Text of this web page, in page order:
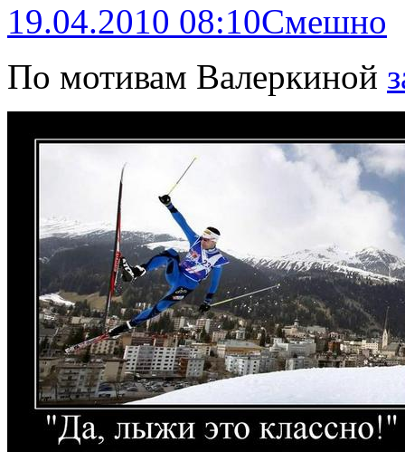
19.04.2010 08:10Смешно
По мотивам Валеркиной